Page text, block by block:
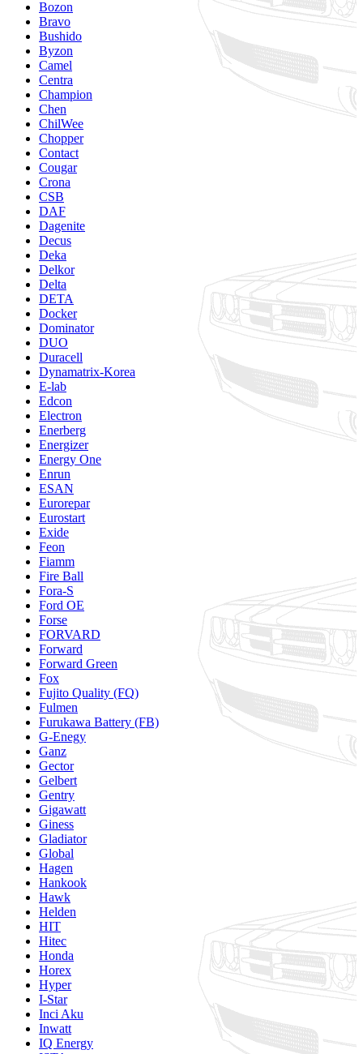
Bozon
Bravo
Bushido
Byzon
Camel
Centra
Champion
Chen
ChilWee
Chopper
Contact
Cougar
Crona
CSB
DAF
Dagenite
Decus
Deka
Delkor
Delta
DETA
Docker
Dominator
DUO
Duracell
Dynamatrix-Korea
E-lab
Edcon
Electron
Enerberg
Energizer
Energy One
Enrun
ESAN
Eurorepar
Eurostart
Exide
Feon
Fiamm
Fire Ball
Fora-S
Ford OE
Forse
FORVARD
Forward
Forward Green
Fox
Fujito Quality (FQ)
Fulmen
Furukawa Battery (FB)
G-Enegy
Ganz
Gector
Gelbert
Gentry
Gigawatt
Giness
Gladiator
Global
Hagen
Hankook
Hawk
Helden
HIT
Hitec
Honda
Horex
Hyper
I-Star
Inci Aku
Inwatt
IQ Energy